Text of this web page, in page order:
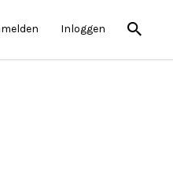
Inloggen